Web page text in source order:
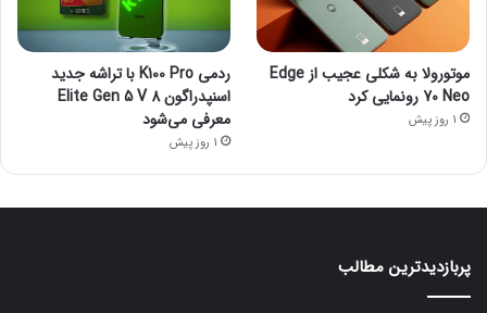
موتورولا به شکلی عجیب از Edge
70 Neo رونمایی کرد
1 روز پیش
ردمی K100 Pro با تراشه جدید
اسنپدراگون 8 Elite Gen 5 V
معرفی می‌شود
1 روز پیش
پربازدیدترین مطالب